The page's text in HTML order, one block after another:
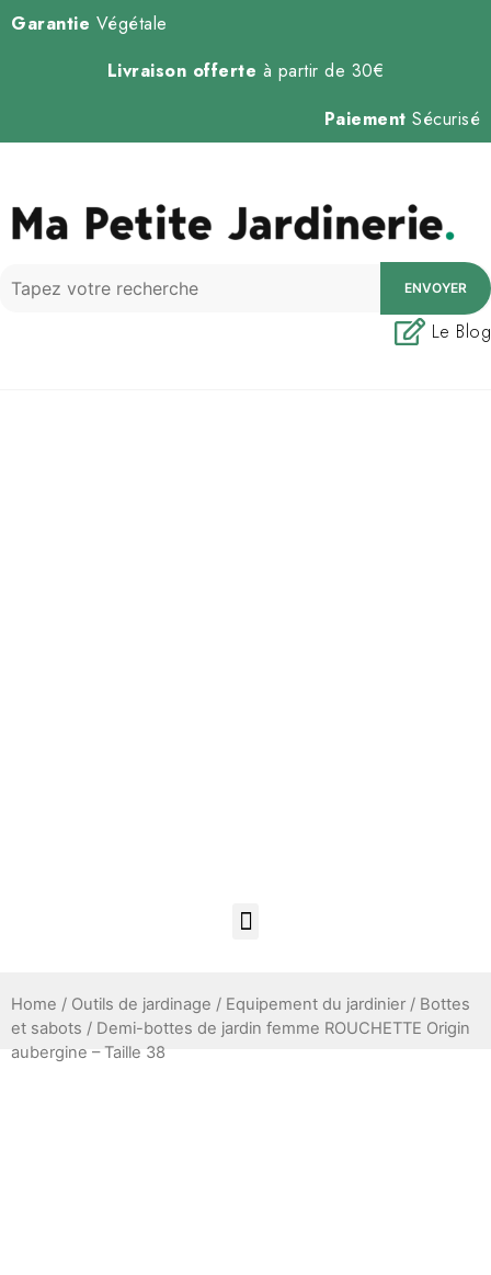
Garantie Végétale
Livraison offerte à partir de 30€
Paiement Sécurisé
ENVOYER
Le Blog
Home / Outils de jardinage / Equipement du jardinier / Bottes
et sabots / Demi-bottes de jardin femme ROUCHETTE Origin
aubergine – Taille 38